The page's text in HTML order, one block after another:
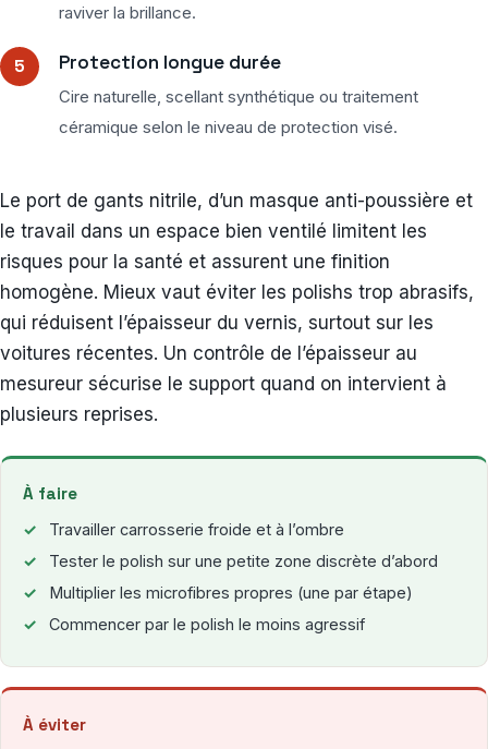
raviver la brillance.
Protection longue durée
Cire naturelle, scellant synthétique ou traitement
céramique selon le niveau de protection visé.
Le port de gants nitrile, d’un masque anti-poussière et
le travail dans un espace bien ventilé limitent les
risques pour la santé et assurent une finition
homogène. Mieux vaut éviter les polishs trop abrasifs,
qui réduisent l’épaisseur du vernis, surtout sur les
voitures récentes. Un contrôle de l’épaisseur au
mesureur sécurise le support quand on intervient à
plusieurs reprises.
À faire
Travailler carrosserie froide et à l’ombre
Tester le polish sur une petite zone discrète d’abord
Multiplier les microfibres propres (une par étape)
Commencer par le polish le moins agressif
À éviter